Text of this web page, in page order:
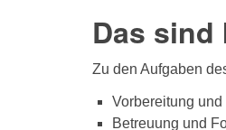
Das sind
Zu den Aufgaben
Vorbereitung
Betreuung und